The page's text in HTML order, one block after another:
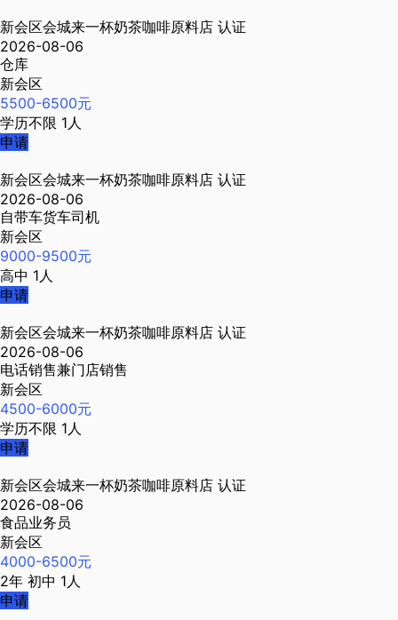
新会区会城来一杯奶茶咖啡原料店 认证
2026-08-06
仓库
新会区
5500-6500元
学历不限 1人
申请
新会区会城来一杯奶茶咖啡原料店 认证
2026-08-06
自带车货车司机
新会区
9000-9500元
高中 1人
申请
新会区会城来一杯奶茶咖啡原料店 认证
2026-08-06
电话销售兼门店销售
新会区
4500-6000元
学历不限 1人
申请
新会区会城来一杯奶茶咖啡原料店 认证
2026-08-06
食品业务员
新会区
4000-6500元
2年 初中 1人
申请